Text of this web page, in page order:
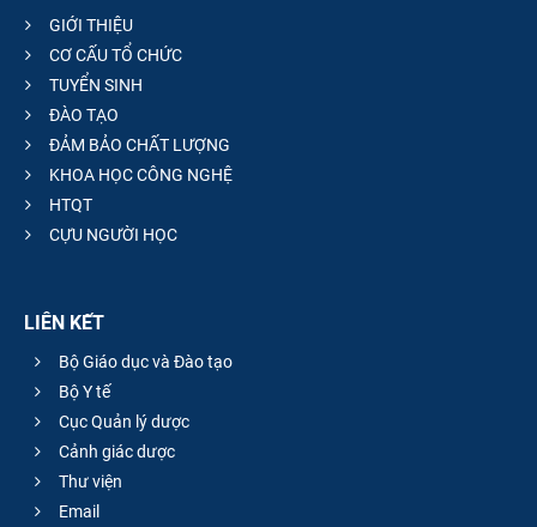
GIỚI THIỆU
CƠ CẤU TỔ CHỨC
TUYỂN SINH
ĐÀO TẠO
ĐẢM BẢO CHẤT LƯỢNG
KHOA HỌC CÔNG NGHỆ
HTQT
CỰU NGƯỜI HỌC
LIÊN KẾT
Bộ Giáo dục và Đào tạo
Bộ Y tế
Cục Quản lý dược
Cảnh giác dược
Thư viện
Email